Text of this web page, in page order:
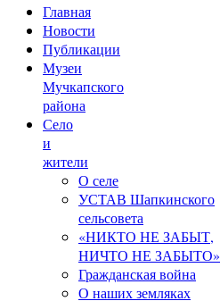
Главная
Новости
Публикации
Музеи
Мучкапского
района
Село
и
жители
О селе
УСТАВ Шапкинского
сельсовета
«НИКТО НЕ ЗАБЫТ,
НИЧТО НЕ ЗАБЫТО»
Гражданская война
О наших земляках